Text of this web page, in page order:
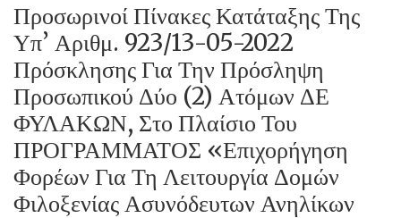
Προσωρινοί Πίνακες Κατάταξης Της
Υπ’ Αριθμ. 923/13-05-2022
Πρόσκλησης Για Την Πρόσληψη
Προσωπικού Δύο (2) Ατόμων ΔΕ
ΦΥΛΑΚΩΝ, Στο Πλαίσιο Του
ΠΡΟΓΡΑΜΜΑΤΟΣ «Επιχορήγηση
Φορέων Για Τη Λειτουργία Δομών
Φιλοξενίας Ασυνόδευτων Ανηλίκων